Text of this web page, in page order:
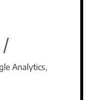
Analytics,